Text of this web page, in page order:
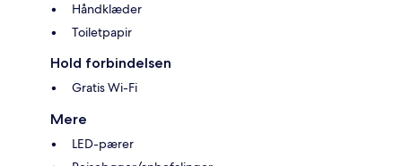
Håndklæder
Toiletpapir
Hold forbindelsen
Gratis Wi-Fi
Mere
LED-pærer